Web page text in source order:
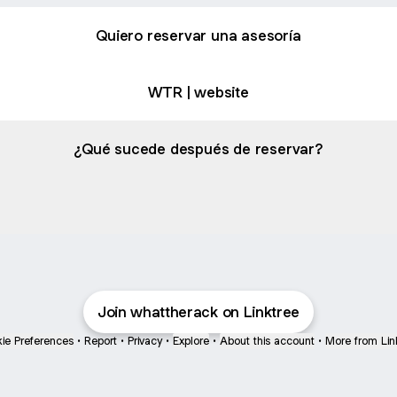
Quiero reservar una asesoría
WTR | website
¿Qué sucede después de reservar?
Join whattherack on Linktree
Preferences • Report • Privacy • Explore • About this account • More from